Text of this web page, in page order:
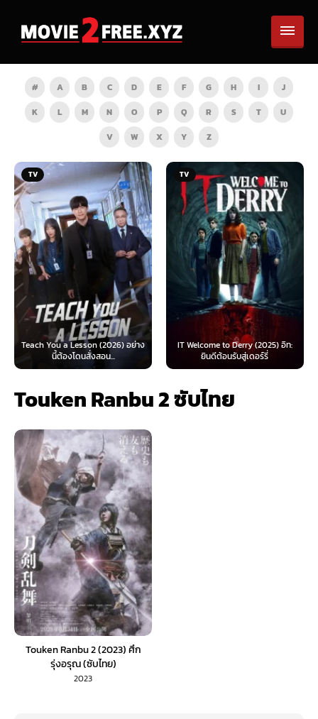
# A B C D E F G H I
J
K
L M N O P Q R S T
U
V
W X Y Z
Lesson (2026) อย่าง
TV
IT Welcome to Derry (2025) อิท:
ยินดีต้อนรับสู่เดอร์รี่
Beyond
Touken Ranbu 2 ซับไทย
Touken Ranbu 2 (2023) ศึก
รุ่งอรุณ (ซับไทย)
2023